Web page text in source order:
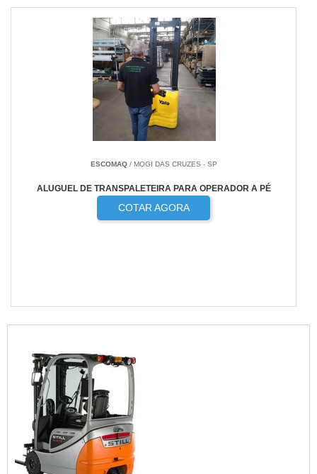
ESCOMAQ/ MOGI DAS CRUZES - SP
ALUGUEL DE TRANSPALETEIRA PARA OPERADOR A PÉ
COTAR AGORA